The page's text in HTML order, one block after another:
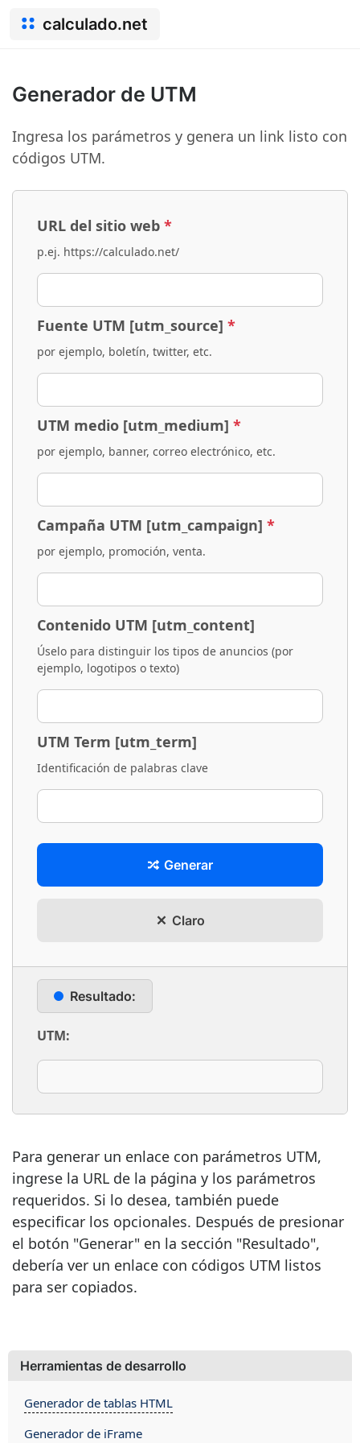
calculado.net
Generador de UTM
Ingresa los parámetros y genera un link listo con
códigos UTM.
URL del sitio web *
p.ej. https://calculado.net/
Fuente UTM [utm_source] *
por ejemplo, boletín, twitter, etc.
UTM medio [utm_medium] *
por ejemplo, banner, correo electrónico, etc.
Campaña UTM [utm_campaign] *
por ejemplo, promoción, venta.
Contenido UTM [utm_content]
Úselo para distinguir los tipos de anuncios (por
ejemplo, logotipos o texto)
UTM Term [utm_term]
Identificación de palabras clave
Generar
Claro
Resultado:
UTM:
Para generar un enlace con parámetros UTM,
ingrese la URL de la página y los parámetros
requeridos. Si lo desea, también puede
especificar los opcionales. Después de presionar
el botón "Generar" en la sección "Resultado",
debería ver un enlace con códigos UTM listos
para ser copiados.
Herramientas de desarrollo
Generador de tablas HTML
Generador de iFrame